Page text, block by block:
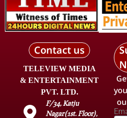
Contact us
TELEVIEW MEDIA
& ENTERTAINMENT
PVT. LTD.
F/34, Katju
Nagar(1st. Floor),